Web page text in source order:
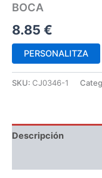
BOCA
8.85 €
PERSONALITZA
SKU: CJ0346-1
Descripción